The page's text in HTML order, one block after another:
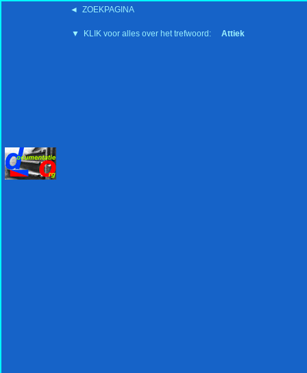
◄ ZOEKPAGINA
▼ KLIK voor alles over het trefwoord: Attiek
'15:19 19-2-2008